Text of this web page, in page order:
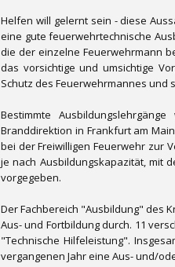
Helfen will gelernt sein - diese
eine gute feuerwehrtechnische
die der einzelne Feuerwehrmann
das vorsichtige und umsichtige
Schutz des Feuerwehrmannes
Bestimmte
Branddirektion in Frankfurt am
bei der Freiwilligen Feuerwehr zur
je nach Ausbildungskapazität, mit
vorgegeben.
Der Fachbereich "Ausbildung" des
Aus- und Fortbildung durch. 11
"Technische Hilfeleistung".
vergangenen Jahr eine Aus- und/